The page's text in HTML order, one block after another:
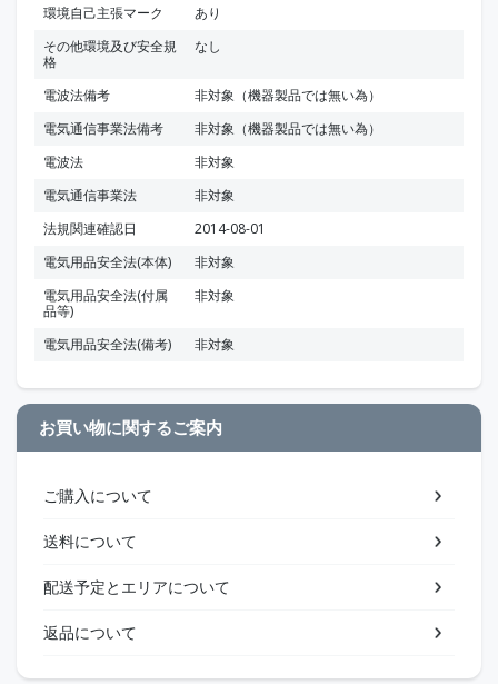
環境自己主張マーク
あり
その他環境及び安全規
格
なし
電波法備考
非対象（機器製品では無い為）
電気通信事業法備考
非対象（機器製品では無い為）
電波法
非対象
電気通信事業法
非対象
法規関連確認日
2014-08-01
電気用品安全法(本体)
非対象
電気用品安全法(付属
品等)
非対象
電気用品安全法(備考) 非対象
お買い物に関するご案内
ご購入について
送料について
配送予定とエリアについて
返品について